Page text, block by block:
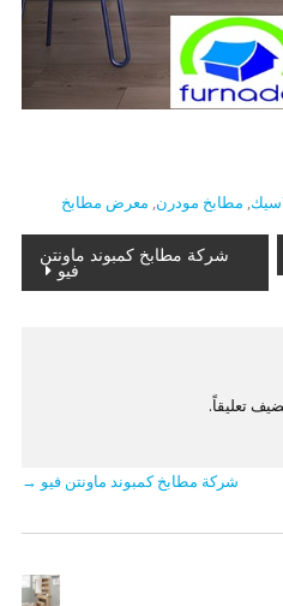
, مطابخ مودرن, معرض مطابخ
شركة مطابخ كمبوند ماونتن
فيو
تعليقاً.
شركة مطابخ كمبوند ماونتن فيو →